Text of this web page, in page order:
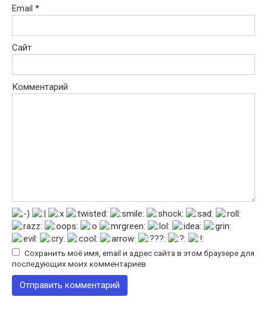
Email *
Сайт
Комментарий
Сохранить моё имя, email и адрес сайта в этом браузере для
последующих моих комментариев.